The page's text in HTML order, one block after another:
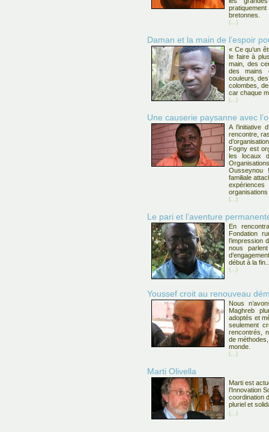
bretonnes.
(...)
Daman et la main de l’espoir
« Ce qu’un
le faire à
main, des
des mains
couleurs,
colombes,
car chaque
(...)
Une causerie paysanne avec
A l’initiative
rencontre,
Fogny est
les locaux
Ousseynou
familiale
(...)
Le pari et l’aventure
En
Fondation
l’impression
nous
début à la
(...)
Youssef croit au renouveau
Nous
Maghreb
adoptés et
seulement
rencontrés,
de
monde.
(...)
Marti Olivella
Marti est
l’Innovation
coordination
pluriel et
(...)